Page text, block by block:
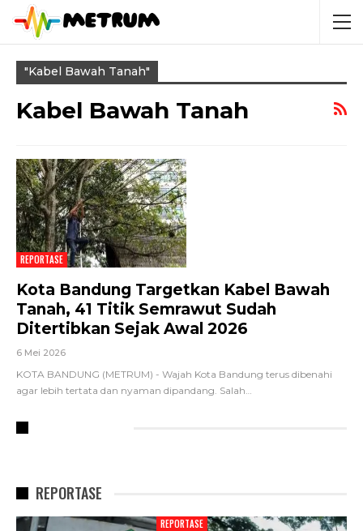
"kabel Bawah Tanah"
Kabel Bawah Tanah
REPORTASE
Kota Bandung Targetkan Kabel Bawah
Tanah, 41 Titik Semrawut Sudah
Ditertibkan Sejak Awal 2026
6 Mei 2026
KOTA BANDUNG (METRUM) - Wajah Kota Bandung terus dibenahi
agar lebih tertata dan nyaman dipandang. Salah…
REPORTASE
REPORTASE